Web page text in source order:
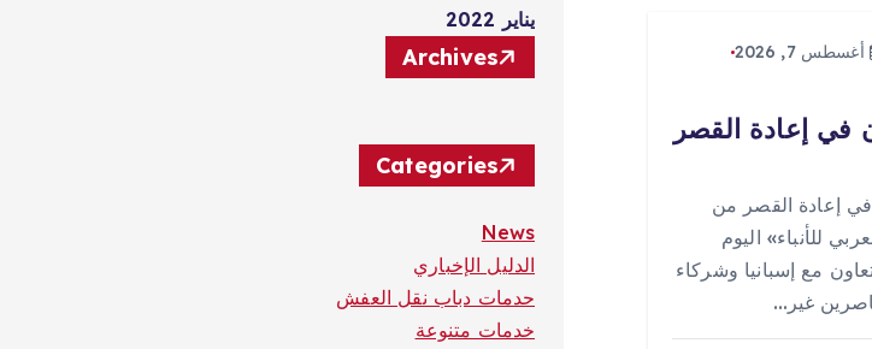
أغسطس 7, 2026
في إعادة القصر
في إعادة القصر من
للأنباء» اليوم
مع إسبانيا وشركاء
غير…
يناير 2022
Archives
Categories
News
الدليل الإخباري
حدمات دباب نقل العفش
خدمات متنوعة